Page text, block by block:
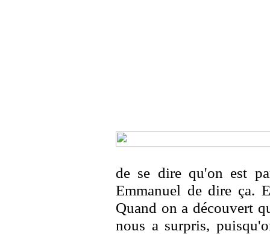
de se dire qu'on est
Emmanuel de dire ça.
Quand on a découvert
nous a surpris,